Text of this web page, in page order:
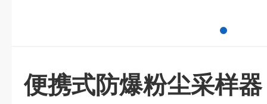
便携式防爆粉尘采样器